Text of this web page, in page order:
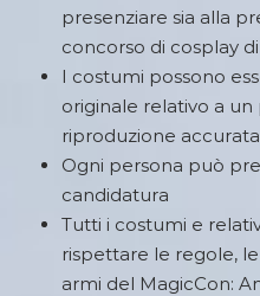
presenziare sia alla
concorso di cosplay
I costumi possono
originale relativo a
riproduzione
Ogni persona può
candidatura
Tutti i costumi e
rispettare le regole,
armi del MagicCon: